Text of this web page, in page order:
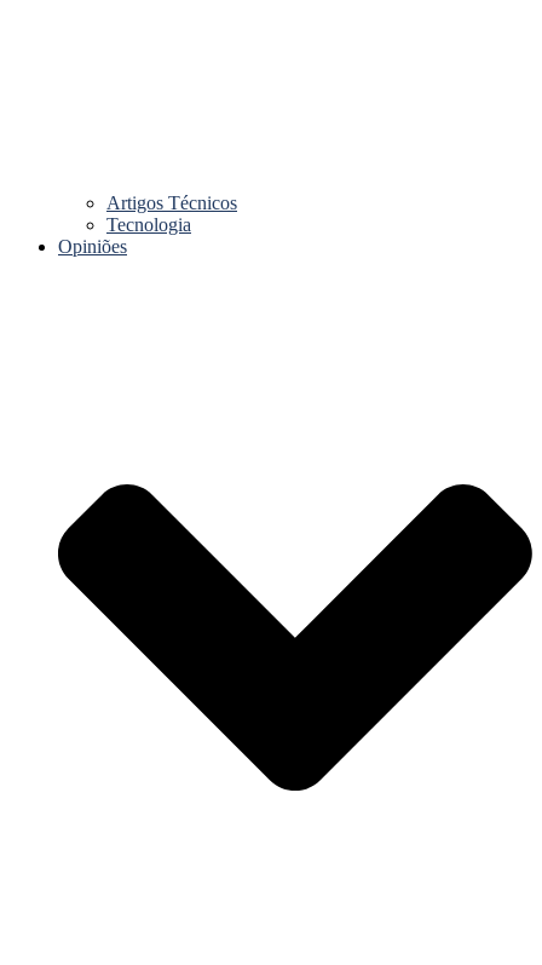
Artigos Técnicos
Tecnologia
Opiniões